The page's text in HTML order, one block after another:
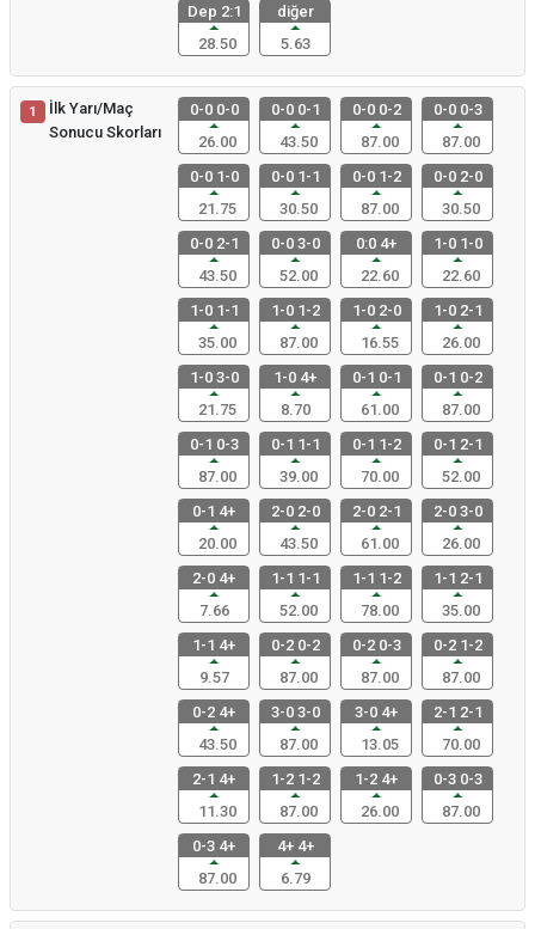
Dep 2:1
28.50
diğer
5.63
1
İlk Yarı/Maç
Sonucu Skorları
0-0 0-0
26.00
0-0 0-1
43.50
0-0 0-2
87.00
0-0 0-3
87.00
0-0 1-0
21.75
0-0 1-1
30.50
0-0 1-2
87.00
0-0 2-0
30.50
0-0 2-1
43.50
0-0 3-0
52.00
0:0 4+
22.60
1-0 1-0
22.60
1-0 1-1
35.00
1-0 1-2
87.00
1-0 2-0
16.55
1-0 2-1
26.00
1-0 3-0
21.75
1-0 4+
8.70
0-1 0-1
61.00
0-1 0-2
87.00
0-1 0-3
87.00
0-1 1-1
39.00
0-1 1-2
70.00
0-1 2-1
52.00
0-1 4+
20.00
2-0 2-0
43.50
2-0 2-1
61.00
2-0 3-0
26.00
2-0 4+
7.66
1-1 1-1
52.00
1-1 1-2
78.00
1-1 2-1
35.00
1-1 4+
9.57
0-2 0-2
87.00
0-2 0-3
87.00
0-2 1-2
87.00
0-2 4+
43.50
3-0 3-0
87.00
3-0 4+
13.05
2-1 2-1
70.00
2-1 4+
11.30
1-2 1-2
87.00
1-2 4+
26.00
0-3 0-3
87.00
0-3 4+
87.00
4+ 4+
6.79